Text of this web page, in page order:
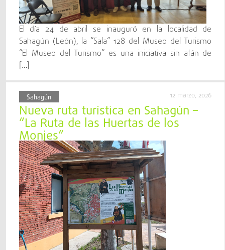
El día 24 de abril se inauguró en la localidad de
Sahagún (León), la “Sala” 128 del Museo del Turismo
“El Museo del Turismo” es una iniciativa sin afán de
[…]
Sahagún 12 marzo, 2026
Nueva ruta turística en Sahagún –
“La Ruta de las Huertas de los
Monjes”